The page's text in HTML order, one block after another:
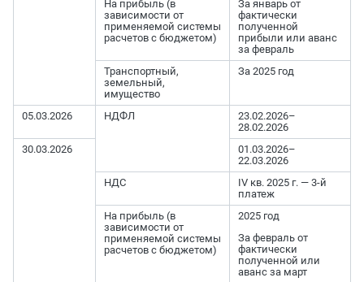
На прибыль (в
зависимости от
применяемой системы
расчетов с бюджетом)
За январь от
фактически
полученной
прибыли или аванс
за февраль
Транспортный,
земельный,
имущество
За 2025 год
05.03.2026 НДФЛ
23.02.2026–
28.02.2026
30.03.2026
01.03.2026–
22.03.2026
НДС
IV кв. 2025 г. — 3-й
платеж
На прибыль (в
зависимости от
применяемой системы
расчетов с бюджетом)
2025 год
За февраль от
фактически
полученной или
аванс за март